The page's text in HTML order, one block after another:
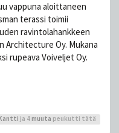
vappuna aloittaneen
terassi toimii
ravintolahankkeen
Oy. Mukana
rupeava Voiveljet Oy.
ja 4 muuta peukutti tätä